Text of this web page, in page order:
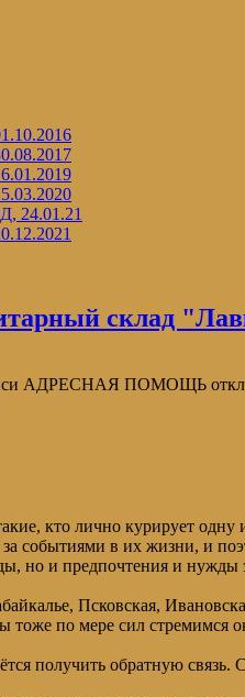
24.01.21
склад
АДРЕСНАЯ ПОМОЩЬ
кто лично курирует
за событиями в их жизни, и
но и предпочтения и нужды
Псковская,
тоже по мере сил стремимся
получить обратную